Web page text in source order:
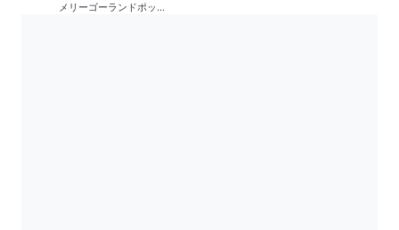
メリーゴーランドポッ...